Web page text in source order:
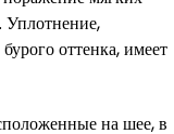
Уплотнение,
оттенка, имеет
на шее, в